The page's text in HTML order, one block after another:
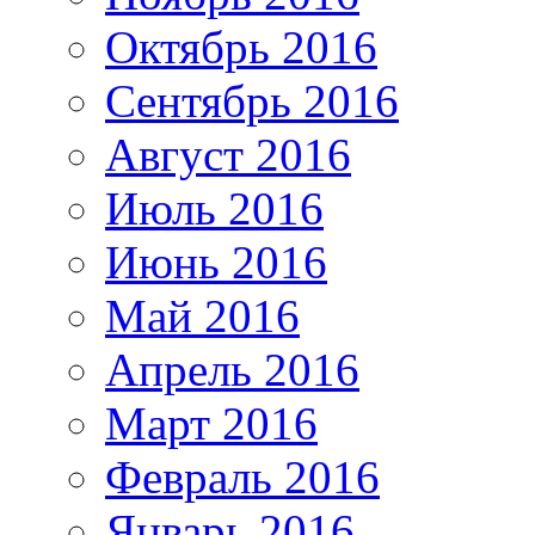
Октябрь 2016
Сентябрь 2016
Август 2016
Июль 2016
Июнь 2016
Май 2016
Апрель 2016
Март 2016
Февраль 2016